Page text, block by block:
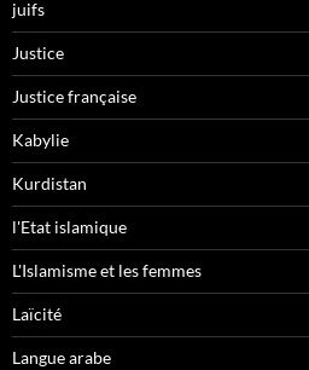
juifs
Justice
Justice française
Kabylie
Kurdistan
l'Etat islamique
L'Islamisme et les femmes
Laïcité
Langue arabe